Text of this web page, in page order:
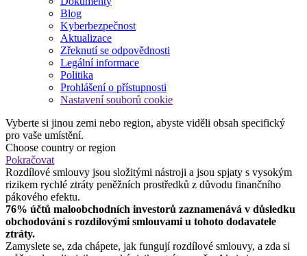
Blog
Kyberbezpečnost
Aktualizace
Zřeknutí se odpovědnosti
Legální informace
Politika
Prohlášení o přístupnosti
Nastavení souborů cookie
Vyberte si jinou zemi nebo region, abyste viděli obsah specifický
pro vaše umístění.
Choose country or region
Pokračovat
Rozdílové smlouvy jsou složitými nástroji a jsou spjaty s vysokým
rizikem rychlé ztráty peněžních prostředků z důvodu finančního
pákového efektu.
76% účtů maloobchodních investorů zaznamenává v důsledku
obchodování s rozdílovými smlouvami u tohoto dodavatele
ztráty.
Zamyslete se, zda chápete, jak fungují rozdílové smlouvy, a zda si